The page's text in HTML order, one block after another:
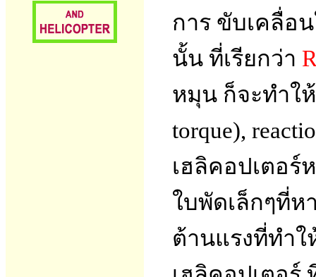
การ ขับเคลื่อ
นั้น ที่เรียกว่า
หมุน ก็จะทำใ
torque),
เฮลิคอปเตอร์
ใบพัดเล็กๆที่ห
ต้านแรงที่ทำใ